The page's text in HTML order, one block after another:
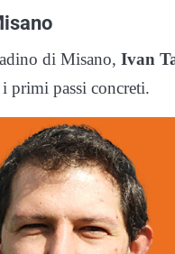
di Misano, Ivan
i primi passi concreti.